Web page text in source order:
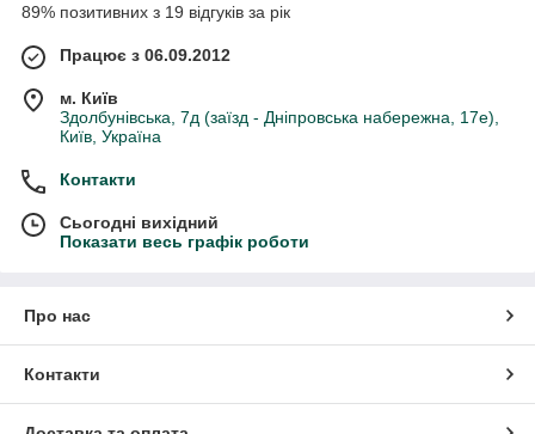
89% позитивних з 19 відгуків за рік
Працює з 06.09.2012
м. Київ
Здолбунівська, 7д (заїзд - Дніпровська набережна, 17е),
Київ, Україна
Контакти
Сьогодні вихідний
Показати весь графік роботи
Про нас
Контакти